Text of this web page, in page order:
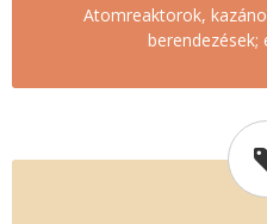
Atomreaktorok,
berendezések;